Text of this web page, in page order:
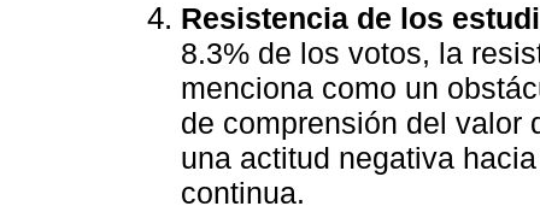
Resistencia de los
8.3% de los votos, la
menciona como un
de comprensión del valor
una actitud negativa
continua.